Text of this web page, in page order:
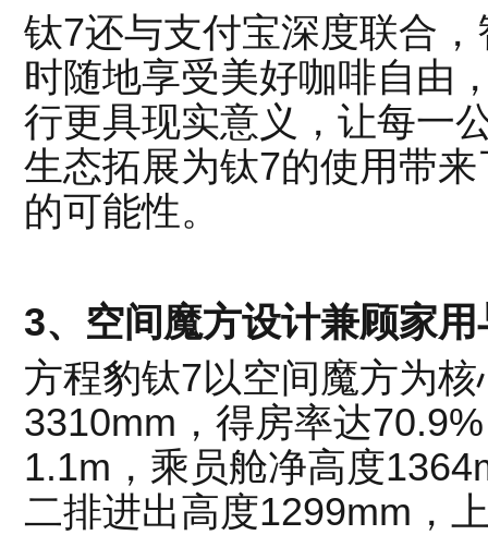
钛7还与支付宝深度联合
时随地享受美好咖啡自由
行更具现实意义，让每一
生态拓展为钛7的使用带
的可能性。
3、空间魔方设计兼顾家
方程豹钛7以空间魔方为
3310mm，得房率达
1.1m，乘员舱净高度
二排进出高度1299mm，